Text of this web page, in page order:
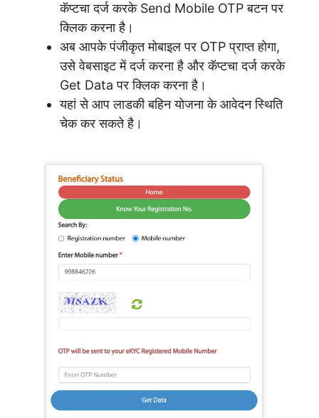
कॅप्टचा दर्ज करके Send Mobile OTP बटन पर
क्लिक करना है।
अब आपके पंजीकृत मोबाइल पर OTP प्राप्त होगा,
उसे वेबसाइट में दर्ज करना है और कॅप्टचा दर्ज करके
Get Data पर क्लिक करना है।
यहां से आप लाडकी बहिन योजना के आवेदन स्थिति
चेक कर सकते है।